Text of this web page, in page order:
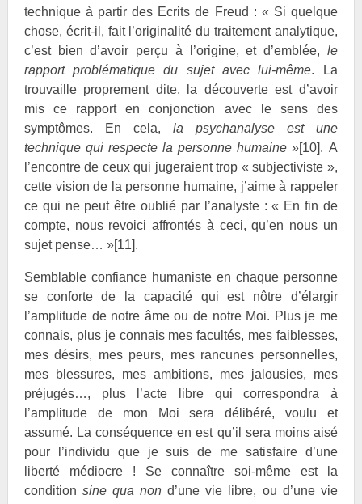
technique à partir des Ecrits de Freud : « Si quelque
chose, écrit-il, fait l’originalité du traitement analytique,
c’est bien d’avoir perçu à l’origine, et d’emblée, le
rapport problématique du sujet avec lui-même. La
trouvaille proprement dite, la découverte est d’avoir
mis ce rapport en conjonction avec le sens des
symptômes. En cela, la psychanalyse est une
technique qui respecte la personne humaine »[10]. A
l’encontre de ceux qui jugeraient trop « subjectiviste »,
cette vision de la personne humaine, j’aime à rappeler
ce qui ne peut être oublié par l’analyste : « En fin de
compte, nous revoici affrontés à ceci, qu’en nous un
sujet pense… »[11].
Semblable confiance humaniste en chaque personne
se conforte de la capacité qui est nôtre d’élargir
l’amplitude de notre âme ou de notre Moi. Plus je me
connais, plus je connais mes facultés, mes faiblesses,
mes désirs, mes peurs, mes rancunes personnelles,
mes blessures, mes ambitions, mes jalousies, mes
préjugés…, plus l’acte libre qui correspondra à
l’amplitude de mon Moi sera délibéré, voulu et
assumé. La conséquence en est qu’il sera moins aisé
pour l’individu que je suis de me satisfaire d’une
liberté médiocre ! Se connaître soi-même est la
condition sine qua nond’une vie libre, ou d’une vie